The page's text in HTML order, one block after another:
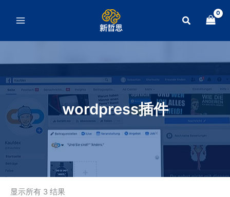
容
搜
wordpress插件
显示所有 3 结果